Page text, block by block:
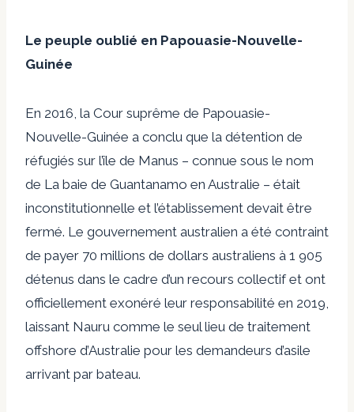
Le peuple oublié en Papouasie-Nouvelle-
Guinée
En 2016, la Cour suprême de Papouasie-
Nouvelle-Guinée a conclu que la détention de
réfugiés sur l’île de Manus – connue sous le nom
de La baie de Guantanamo en Australie – était
inconstitutionnelle et l’établissement devait être
fermé. Le gouvernement australien a été contraint
de payer 70 millions de dollars australiens à 1 905
détenus dans le cadre d’un recours collectif et ont
officiellement exonéré leur responsabilité en 2019,
laissant Nauru comme le seul lieu de traitement
offshore d’Australie pour les demandeurs d’asile
arrivant par bateau.